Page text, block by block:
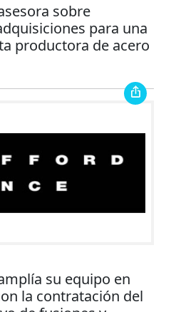
sobre
para una
productora de acero
su equipo en
la contratación del